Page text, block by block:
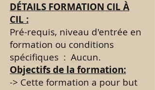
DÉTAILS FORMATION CIL À
CIL :
Pré-requis, niveau d'entrée en
formation ou conditions
spécifiques : Aucun.
Objectifs de la formation:
-> Cette formation a pour but